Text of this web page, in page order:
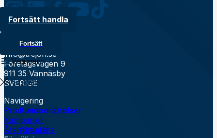
Fortsätt handla
Fortsätt
Visa meny
Stäng
Kundberättelser
Aktuellt
Kontakt
0935 39900
info@trejon.se
Företagsvägen 9
911 35 Vännäsby
SVERIGE
Navigering
Produkter
Kampanjer
Återförsäljare